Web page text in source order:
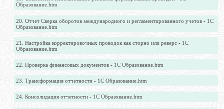
Образование.htm
20. Отчет Сверка оборотов международного и регламентированного учетов - 1С
Образование.htm
21. Настройка корректировочных проводок как сторно или реверс - 1С
Образование.htm
22. Проверка финансовых документов - 1С Образование.htm
23. Трансформация отчетности - 1С Образование.htm
24. Консолидация отчетности - 1С Образование.htm